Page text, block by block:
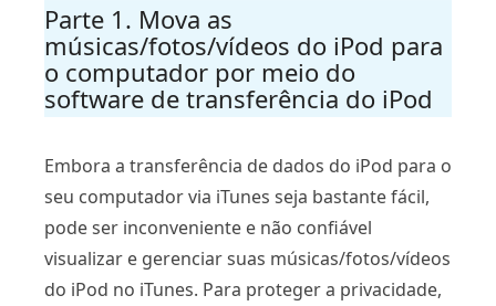
Parte 1. Mova as
músicas/fotos/vídeos do iPod para
o computador por meio do
software de transferência do iPod
Embora a transferência de dados do iPod para o
seu computador via iTunes seja bastante fácil,
pode ser inconveniente e não confiável
visualizar e gerenciar suas músicas/fotos/vídeos
do iPod no iTunes. Para proteger a privacidade,